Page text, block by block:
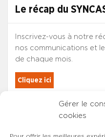
Gérer le
cookies
Le récap du
Inscrivez-vous à notre
nos communications et
de chaque mois.
Cliquez ici
Les adhérents du
sont automatiquement